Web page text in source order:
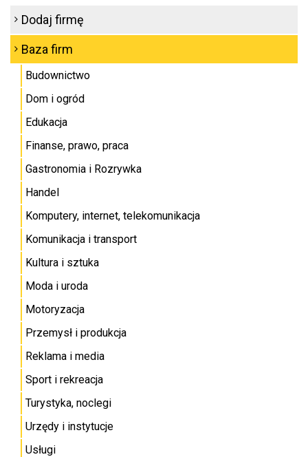
Dodaj firmę
Baza firm
Budownictwo
Dom i ogród
Edukacja
Finanse, prawo, praca
Gastronomia i Rozrywka
Handel
Komputery, internet, telekomunikacja
Komunikacja i transport
Kultura i sztuka
Moda i uroda
Motoryzacja
Przemysł i produkcja
Reklama i media
Sport i rekreacja
Turystyka, noclegi
Urzędy i instytucje
Usługi